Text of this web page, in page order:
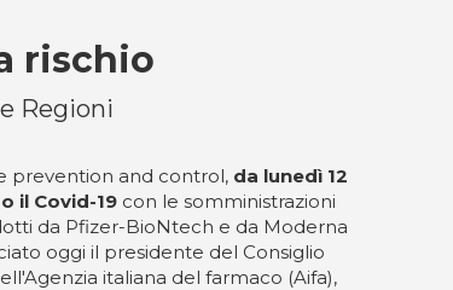
rischio
Regioni
prevention and control, da lunedì 12
il Covid-19 con le somministrazioni
da Pfizer-BioNtech e da Moderna
oggi il presidente del Consiglio
italiana del farmaco (Aifa),